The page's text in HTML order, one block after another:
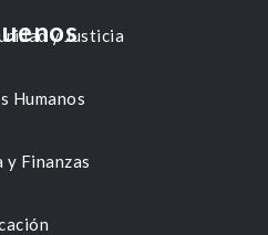
y Justicia
Humanos
y Finanzas